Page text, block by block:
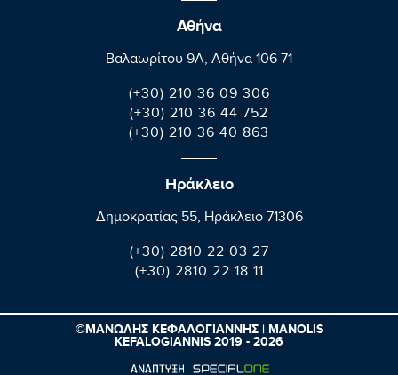
Αθήνα
Βαλαωρίτου 9A, Aθήνα 106 71
(+30) 210 36 09 306
(+30) 210 36 44 752
(+30) 210 36 40 863
Ηράκλειο
Δημοκρατίας 55, Ηράκλειο 71306
(+30) 2810 22 03 27
(+30) 2810 22 18 11
©ΜΑΝΩΛΗΣ ΚΕΦΑΛΟΓΙΑΝΝΗΣ | MANOLIS
KEFALOGIANNIS 2019 - 2026